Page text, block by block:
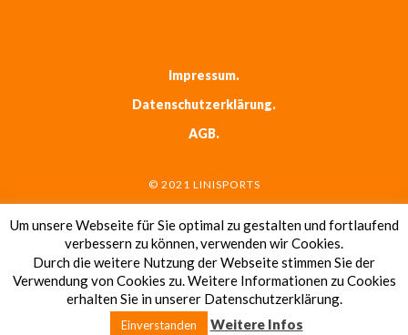
Impressum
Datenschutzerklärung
AGB
© 2021 LINISPORTS
LINISPORTS
DIE TENNISSCHULE MIT LEIDENSCHAFT
Um unsere Webseite für Sie optimal zu gestalten und fortlaufend
verbessern zu können, verwenden wir Cookies.
Durch die weitere Nutzung der Webseite stimmen Sie der
Verwendung von Cookies zu. Weitere Informationen zu Cookies
erhalten Sie in unserer Datenschutzerklärung.
Einverstanden Weitere Infos